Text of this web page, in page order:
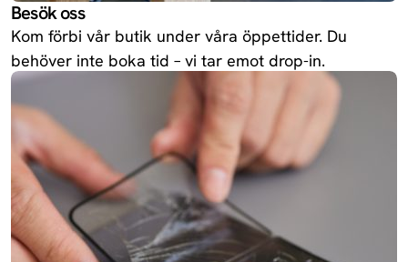
Besök oss
Kom förbi vår butik under våra öppettider. Du
behöver inte boka tid – vi tar emot drop-in.